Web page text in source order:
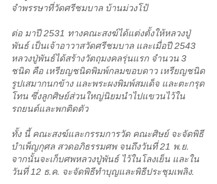
จำพรรษาที่วัดศรีชมบาล บ้านม่วงโป้
ต่อ มาปี 2531 ทางคณะสงฆ์ได้แต่งตั้งให้หลวงปู่
พันธ์ เป็นเจ้าอาวาสวัดศรีชมบาล และเมื่อปี 2543
หลวงปู่พันธ์ได้สร้างวัตถุมงคลรุ่นแรก จำนวน 3
ชนิด คือ เหรียญชนิดพิมพ์กลมขอบดาว เหรียญชนิด
รูปเสมากนกข้าง และพระผงพิมพ์สมเด็จ และตะกรุด
โทน ซึ่งลูกศิษย์ส่วนใหญ่นิยมนำไปแขวนไว้ใน
รถยนต์และพกติดตัว
ทั้ง นี้ คณะสงฆ์และกรรมการวัด คณะศิษย์ จะจัดพิธี
บำเพ็ญกุศล สวดอภิธรรมศพ จนถึงวันที่ 21 พ.ย.
จากนั้นจะเก็บศพหลวงปู่พันธ์ ไว้ในโลงเย็น และใน
วันที่ 12 ธ.ค. จะจัดพิธีทำบุญและพิธีประชุมเพลิง.